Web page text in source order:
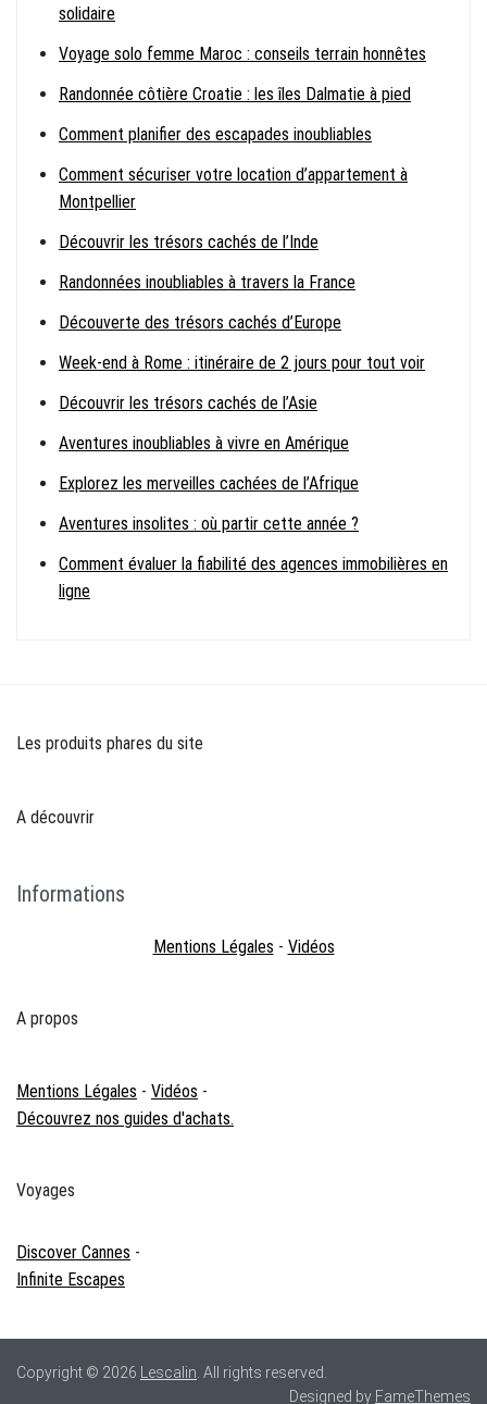
solidaire
Voyage solo femme Maroc : conseils terrain honnêtes
Randonnée côtière Croatie : les îles Dalmatie à pied
Comment planifier des escapades inoubliables
Comment sécuriser votre location d’appartement à
Montpellier
Découvrir les trésors cachés de l’Inde
Randonnées inoubliables à travers la France
Découverte des trésors cachés d’Europe
Week-end à Rome : itinéraire de 2 jours pour tout voir
Découvrir les trésors cachés de l’Asie
Aventures inoubliables à vivre en Amérique
Explorez les merveilles cachées de l’Afrique
Aventures insolites : où partir cette année ?
Comment évaluer la fiabilité des agences immobilières en
ligne
Les produits phares du site
A découvrir
Informations
Mentions Légales - Vidéos
A propos
Mentions Légales - Vidéos -
Découvrez nos guides d'achats.
Voyages
Discover Cannes -
Infinite Escapes
Copyright © 2026 Lescalin . All rights reserved.
Designed by FameThemes